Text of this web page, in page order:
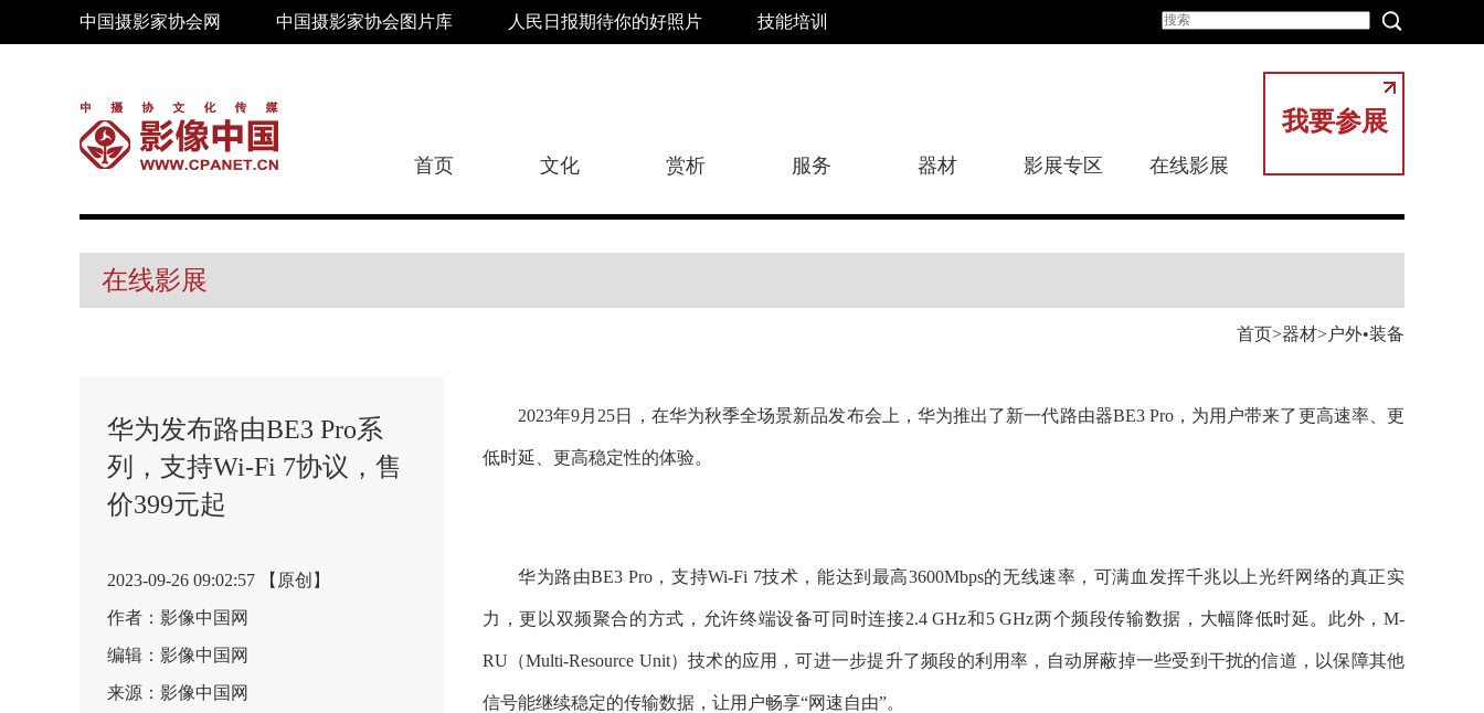
中国摄影家协会网 中国摄影家协会图片库 人民日报期待你的好照片 技能培训
我要参展
首页 文化 赏析 服务 器材 影展专区 在线影展
在线影展
首页 器材 户外•装备
华为发布路由BE3 Pro系
列，支持Wi-Fi 7协议，售
价399元起
2023-09-26 09:02:57 【原创】
作者：影像中国网
编辑：影像中国网
来源：影像中国网
2023年9月25日，在华为秋季全场景新品发布会上，华为推出了新一代路由器BE3 Pro，为用户带来了更高速率、更
低时延、更高稳定性的体验。
华为路由BE3 Pro，支持Wi-Fi 7技术，能达到最高3600Mbps的无线速率，可满血发挥千兆以上光纤网络的真正实
力，更以双频聚合的方式，允许终端设备可同时连接2.4 GHz和5 GHz两个频段传输数据，大幅降低时延。此外，M-
RU（Multi-Resource Unit）技术的应用，可进一步提升了频段的利用率，自动屏蔽掉一些受到干扰的信道，以保障其他
信号能继续稳定的传输数据，让用户畅享“网速自由”。